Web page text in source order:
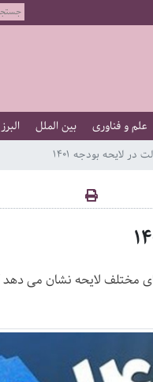
علم و فناوری بین الملل البرز